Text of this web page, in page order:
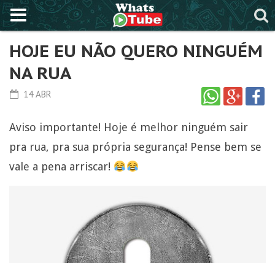
HOJE EU NÃO QUERO NINGUÉM
NA RUA
14 ABR
Aviso importante! Hoje é melhor ninguém sair
pra rua, pra sua própria segurança! Pense bem se
vale a pena arriscar!